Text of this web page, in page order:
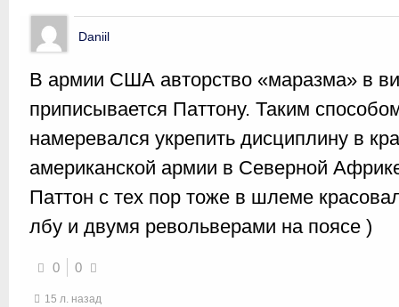
Daniil
В армии США авторство «маразма» в
приписывается Паттону. Таким
намеревался укрепить дисциплину в
американской армии в Северной
Паттон с тех пор тоже в шлеме
лбу и двумя револьверами на поясе )
0 0
15 л. назад